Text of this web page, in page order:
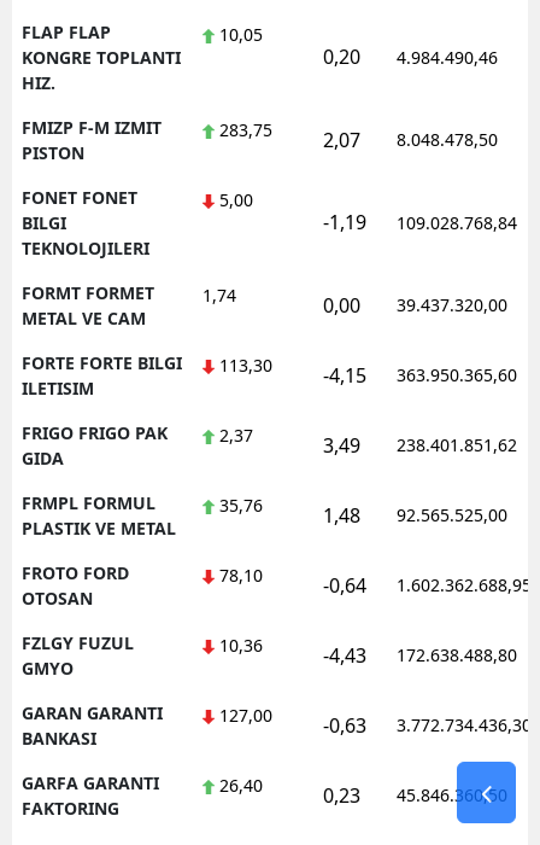
FLAP FLAP
KONGRE TOPLANTI
HIZ.
10,05
0,20 4.984.490,46
FMIZP F-M IZMIT
PISTON
283,75 2,07 8.048.478,50
FONET FONET
BILGI
TEKNOLOJILERI
5,00
-1,19 109.028.768,84
FORMT FORMET
METAL VE CAM
1,74 0,00 39.437.320,00
FORTE FORTE BILGI
ILETISIM
113,30 -4,15 363.950.365,60
FRIGO FRIGO PAK
GIDA
2,37 3,49 238.401.851,62
FRMPL FORMUL
PLASTIK VE METAL
35,76 1,48 92.565.525,00
FROTO FORD
OTOSAN
78,10 -0,64 1.602.362.688,95
FZLGY FUZUL
GMYO
10,36 -4,43 172.638.488,80
GARAN GARANTI
BANKASI
127,00 -0,63 3.772.734.436,30
GARFA GARANTI
FAKTORING
26,40 0,23 45.846.360,50